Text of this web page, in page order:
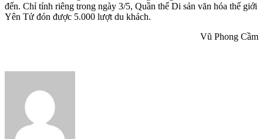
đến. Chỉ tính riêng trong ngày 3/5, Quần thể Di sản văn hóa thế giới
Yên Tử đón được 5.000 lượt du khách.
Vũ Phong Cầm